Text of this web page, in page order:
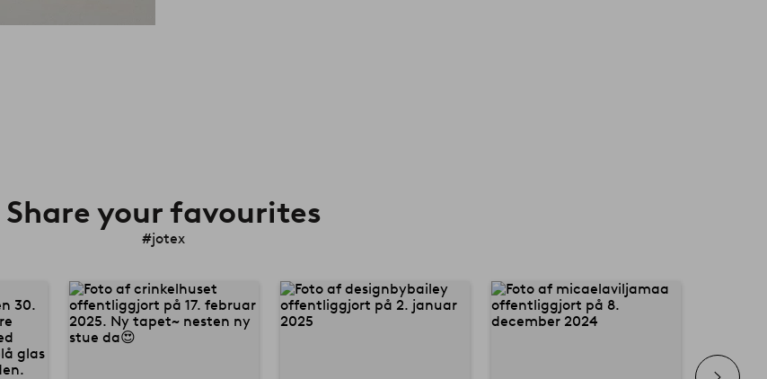
Share your favourites
#jotex